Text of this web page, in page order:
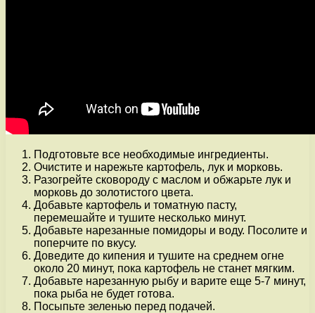
Подготовьте все необходимые ингредиенты.
Очистите и нарежьте картофель, лук и морковь.
Разогрейте сковороду с маслом и обжарьте лук и
морковь до золотистого цвета.
Добавьте картофель и томатную пасту,
перемешайте и тушите несколько минут.
Добавьте нарезанные помидоры и воду. Посолите и
поперчите по вкусу.
Доведите до кипения и тушите на среднем огне
около 20 минут, пока картофель не станет мягким.
Добавьте нарезанную рыбу и варите еще 5-7 минут,
пока рыба не будет готова.
Посыпьте зеленью перед подачей.